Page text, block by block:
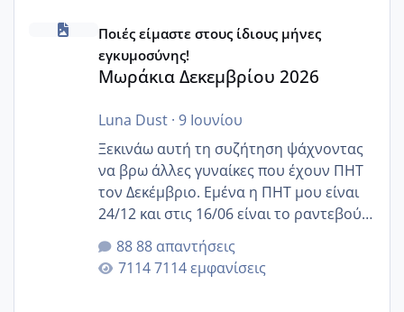
Μωράκια Δεκεμβρίου 2026
Ποιές είμαστε στους ίδιους μήνες
εγκυμοσύνης!
Μωράκια Δεκεμβρίου 2026
Luna Dust· 9 Ιουνίου
Ξεκινάω αυτή τη συζήτηση ψάχνοντας
να βρω άλλες γυναίκες που έχουν ΠΗΤ
τον Δεκέμβριο. Εμένα η ΠΗΤ μου είναι
24/12 και στις 16/06 είναι το ραντεβού
της αυχενικής διαφάνειας. Έχω αρκετό
άγχος και οι μέρες δεν φαίνεται να
περνάνε με τίποτα.
88 απαντήσεις
7114 εμφανίσεις